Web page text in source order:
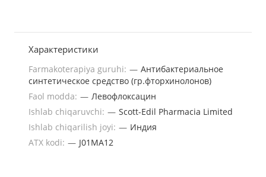
Характеристики
Farmakoterapiya guruhi: — Антибактериальное
синтетическое средство (гр.фторхинолонов)
Faol modda: — Левофлоксацин
Ishlab chiqaruvchi: — Scott-Edil Pharmacia Limited
Ishlab chiqarilish joyi: — Индия
ATX kodi: — J01MA12